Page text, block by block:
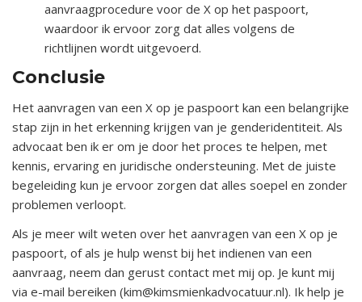
aanvraagprocedure voor de X op het paspoort,
waardoor ik ervoor zorg dat alles volgens de
richtlijnen wordt uitgevoerd.
Conclusie
Het aanvragen van een X op je paspoort kan een belangrijke
stap zijn in het erkenning krijgen van je genderidentiteit. Als
advocaat ben ik er om je door het proces te helpen, met
kennis, ervaring en juridische ondersteuning. Met de juiste
begeleiding kun je ervoor zorgen dat alles soepel en zonder
problemen verloopt.
Als je meer wilt weten over het aanvragen van een X op je
paspoort, of als je hulp wenst bij het indienen van een
aanvraag, neem dan gerust contact met mij op. Je kunt mij
via e-mail bereiken (kim@kimsmienkadvocatuur.nl). Ik help je